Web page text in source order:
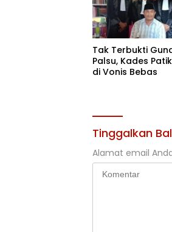
Tak Terbukti
Palsu, Kades
di Vonis Bebas
Tinggalkan
Alamat email